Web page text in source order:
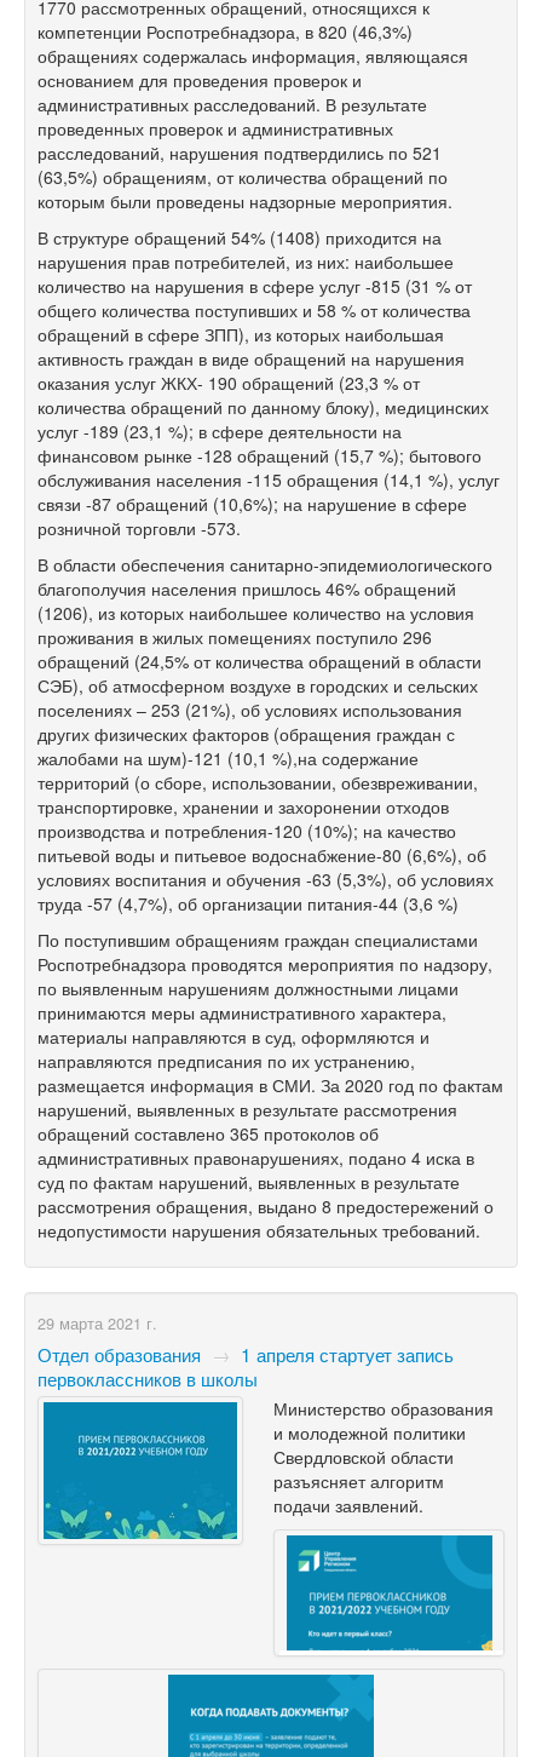
1770 рассмотренных обращений, относящихся к
компетенции Роспотребнадзора, в 820 (46,3%)
обращениях содержалась информация, являющаяся
основанием для проведения проверок и
административных расследований. В результате
проведенных проверок и административных
расследований, нарушения подтвердились по 521
(63,5%) обращениям, от количества обращений по
которым были проведены надзорные мероприятия.
В структуре обращений 54% (1408) приходится на
нарушения прав потребителей, из них: наибольшее
количество на нарушения в сфере услуг -815 (31 % от
общего количества поступивших и 58 % от количества
обращений в сфере ЗПП), из которых наибольшая
активность граждан в виде обращений на нарушения
оказания услуг ЖКХ- 190 обращений (23,3 % от
количества обращений по данному блоку), медицинских
услуг -189 (23,1 %); в сфере деятельности на
финансовом рынке -128 обращений (15,7 %); бытового
обслуживания населения -115 обращения (14,1 %), услуг
связи -87 обращений (10,6%); на нарушение в сфере
розничной торговли -573.
В области обеспечения санитарно-эпидемиологического
благополучия населения пришлось 46% обращений
(1206), из которых наибольшее количество на условия
проживания в жилых помещениях поступило 296
обращений (24,5% от количества обращений в области
СЭБ), об атмосферном воздухе в городских и сельских
поселениях – 253 (21%), об условиях использования
других физических факторов (обращения граждан с
жалобами на шум)-121 (10,1 %),на содержание
территорий (о сборе, использовании, обезвреживании,
транспортировке, хранении и захоронении отходов
производства и потребления-120 (10%); на качество
питьевой воды и питьевое водоснабжение-80 (6,6%), об
условиях воспитания и обучения -63 (5,3%), об условиях
труда -57 (4,7%), об организации питания-44 (3,6 %)
По поступившим обращениям граждан специалистами
Роспотребнадзора проводятся мероприятия по надзору,
по выявленным нарушениям должностными лицами
принимаются меры административного характера,
материалы направляются в суд, оформляются и
направляются предписания по их устранению,
размещается информация в СМИ. За 2020 год по фактам
нарушений, выявленных в результате рассмотрения
обращений составлено 365 протоколов об
административных правонарушениях, подано 4 иска в
суд по фактам нарушений, выявленных в результате
рассмотрения обращения, выдано 8 предостережений о
недопустимости нарушения обязательных требований.
29 марта 2021 г.
Отдел образования → 1 апреля стартует запись
первоклассников в школы
Министерство образования
и молодежной политики
Свердловской области
разъясняет алгоритм
подачи заявлений.